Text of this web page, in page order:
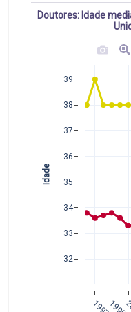
Doutores: Idade
32
33
34
35
36
37
38
39
Idade